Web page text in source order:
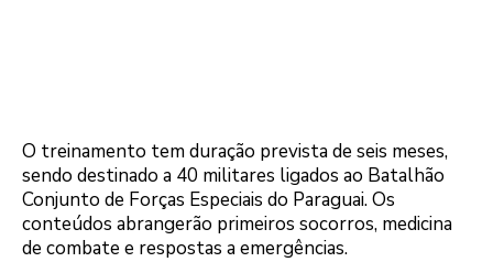
O treinamento tem duração prevista de seis meses,
sendo destinado a 40 militares ligados ao Batalhão
Conjunto de Forças Especiais do Paraguai. Os
conteúdos abrangerão primeiros socorros, medicina
de combate e respostas a emergências.